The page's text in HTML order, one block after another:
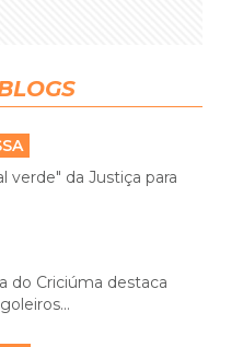
verde" da Justiça para
do Criciúma destaca